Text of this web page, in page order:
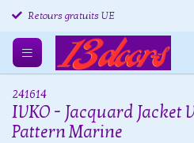
Retours gratuits UE
241614
IVKO - Jacquard Jacket
Pattern Marine